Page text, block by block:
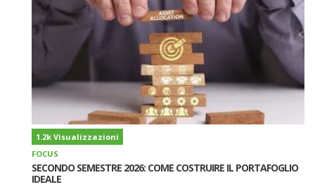
1.2k Visualizzazioni
FOCUS
SECONDO SEMESTRE 2026: COME COSTRUIRE IL PORTAFOGLIO
IDEALE